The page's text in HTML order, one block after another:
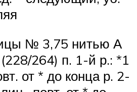
№ 3,75 нитью А
264) п. 1-й р.: *1
от * до конца р. 2-